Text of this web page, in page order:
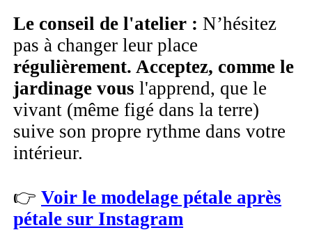
Le conseil de l'atelier : N’hésitez
pas à changer leur place
régulièrement. Acceptez, comme le
jardinage vous l'apprend, que le
vivant (même figé dans la terre)
suive son propre rythme dans votre
intérieur.
👉 Voir le modelage pétale après
pétale sur Instagram